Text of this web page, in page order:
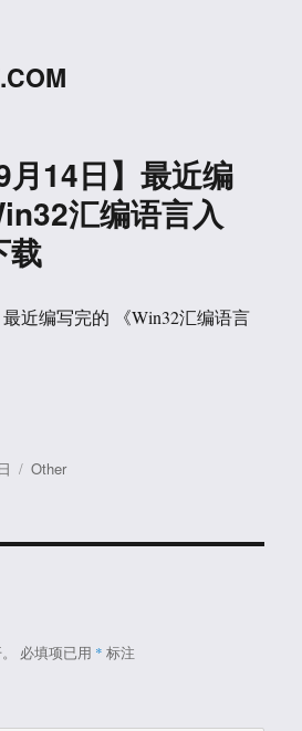
月14日】最近编
汇编语言入
载
最近编写完的 《Win32汇编语言
分
Other
必填项已用 * 标注